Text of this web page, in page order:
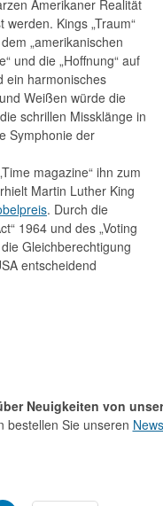
Amerikaner Realität
Kings „Traum“
„amerikanischen
und die „Hoffnung“ auf
ein harmonisches
Weißen würde die
schrillen Missklänge in
Symphonie der
magazine“ ihn zum
Martin Luther King
. Durch die
1964 und des „Voting
Gleichberechtigung
entscheidend
Neuigkeiten von
bestellen Sie unseren